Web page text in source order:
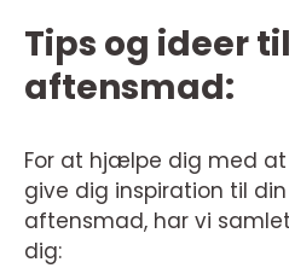
Tips og ideer
aftensmad:
For at hjælpe dig med
give dig inspiration til
aftensmad, har vi
dig: